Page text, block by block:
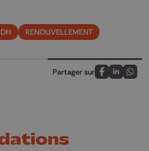
RENOUVELLEMENT
Partager sur
Partagez sur
Partagez